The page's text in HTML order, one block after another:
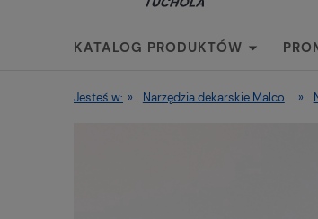
KATALOG PRODUKTÓW
Jesteś w: » Narzędzia dekarskie Malco »